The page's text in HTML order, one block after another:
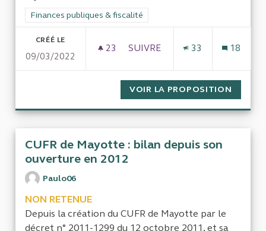
Filtrer les résultats de la catégorie : Finances publiques &
Finances publiques & fiscalité
CRÉÉ LE
09/03/2022
23 23 ABONNÉS
SUIVRE
33 18
VOIR LA PROPOSITION
CUFR de Mayotte : bilan depuis son
ouverture en 2012
Paulo06
NON RETENUE
Depuis la création du CUFR de Mayotte par le
décret n° 2011-1299 du 12 octobre 2011, et sa